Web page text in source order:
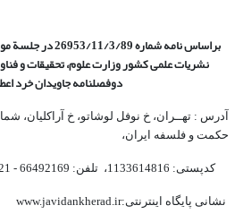
براساس نامه شماره 26953/11/3/89 در جلسة مورخ 31/6/89 کمیسیون
نشریات علمی کشور وزارت علوم، تحقیقات و
دوفصلنامه جاویدان خرد
حکمت و فلسفه ایران،‌
کدپستی: 1133614816، تلفن: 66492169 - 021 نمابر: 66962700 - 021
نشانی پایگاه اینترنتی:www.javidankherad.ir